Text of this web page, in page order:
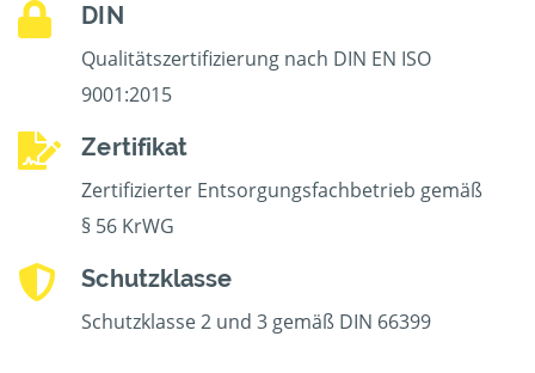
DIN
Qualitätszertifizierung nach DIN EN ISO
9001:2015
Zertifikat
Zertifizierter Entsorgungsfachbetrieb gemäß
§ 56 KrWG
Schutzklasse
Schutzklasse 2 und 3 gemäß DIN 66399